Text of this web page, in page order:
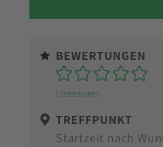
BEWERTUNGEN
Sterne
( Bewertungen)
TREFFPUNKT
Startzeit nach